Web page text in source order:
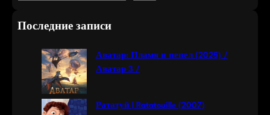
a
Последние записи
Аватар: Пламя и пепел (2025) /
Аватар 3 /
Рататуй | Ratatouille (2007)